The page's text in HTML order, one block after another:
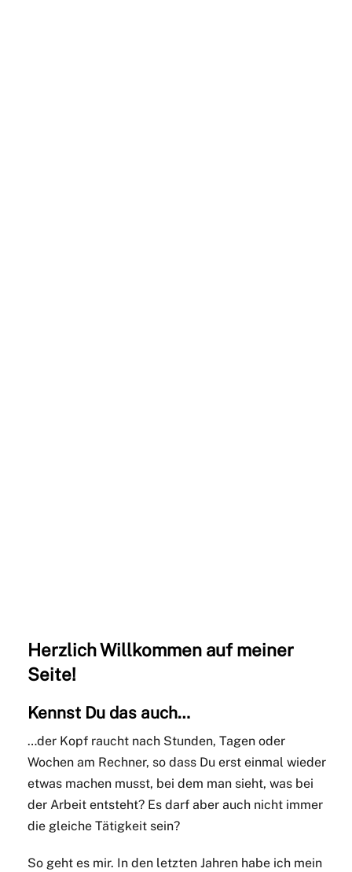
Herzlich Willkommen auf meiner
Seite!
Kennst Du das auch…
…der Kopf raucht nach Stunden, Tagen oder
Wochen am Rechner, so dass Du erst einmal wieder
etwas machen musst, bei dem man sieht, was bei
der Arbeit entsteht? Es darf aber auch nicht immer
die gleiche Tätigkeit sein?
So geht es mir. In den letzten Jahren habe ich mein